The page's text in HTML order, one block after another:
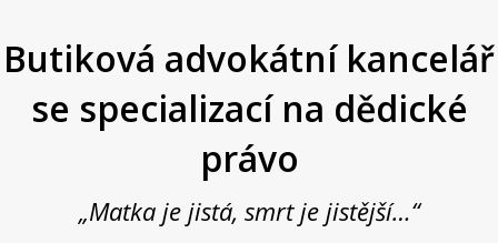
obsah
Butiková advokátní kancelář
se specializací na dědické
právo
„Matka je jistá, smrt je jistější…“